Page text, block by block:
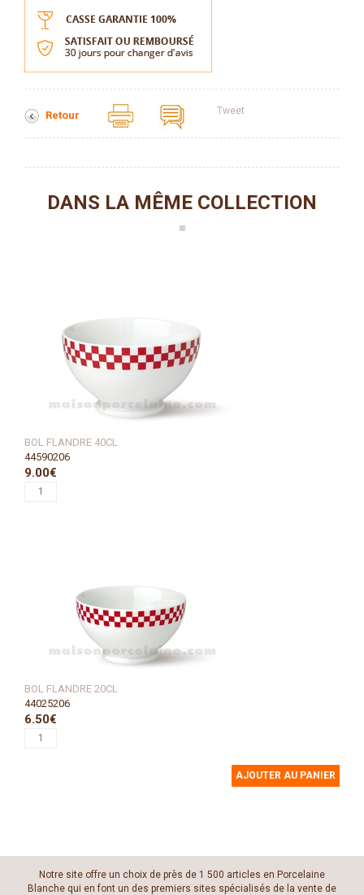
Retour Tweet
DANS LA MÊME COLLECTION
BOL FLANDRE 40CL
44590206
9.00€
BOL FLANDRE 20CL
44025206
6.50€
AJOUTER AU PANIER
Notre site offre un choix de près de 1 500 articles en Porcelaine
Blanche qui en font un des premiers sites spécialisés de la vente de